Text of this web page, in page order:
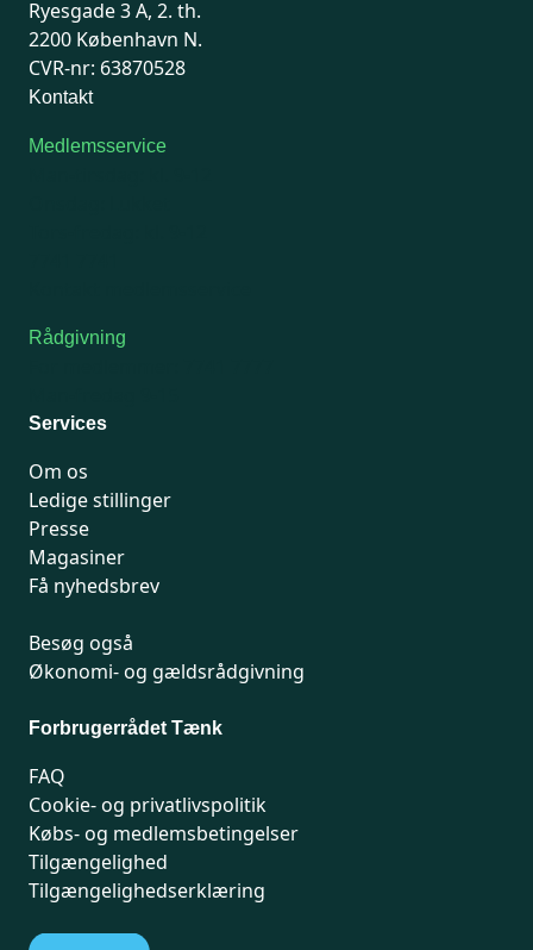
Ryesgade 3 A, 2. th.
2200 København N.
CVR-nr: 63870528
Kontakt
Medlemsservice
Rådgivning
Services
Om os
Ledige stillinger
Presse
Magasiner
Få nyhedsbrev
Besøg også
Økonomi- og gældsrådgivning
Forbrugerrådet Tænk
FAQ
Cookie- og privatlivspolitik
Købs- og medlemsbetingelser
Tilgængelighed
Tilgængelighedserklæring